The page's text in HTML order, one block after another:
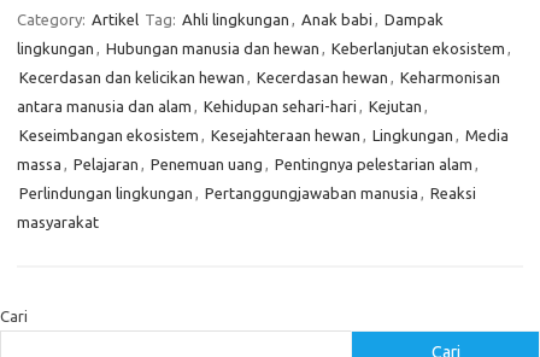
Category: Artikel Tag: Ahli lingkungan , Anak babi , Dampak
lingkungan , Hubungan manusia dan hewan , Keberlanjutan ekosistem ,
Kecerdasan dan kelicikan hewan , Kecerdasan hewan , Keharmonisan
antara manusia dan alam , Kehidupan sehari-hari , Kejutan ,
Keseimbangan ekosistem , Kesejahteraan hewan , Lingkungan , Media
massa , Pelajaran , Penemuan uang , Pentingnya pelestarian alam ,
Perlindungan lingkungan , Pertanggungjawaban manusia , Reaksi
masyarakat
Cari
Cari